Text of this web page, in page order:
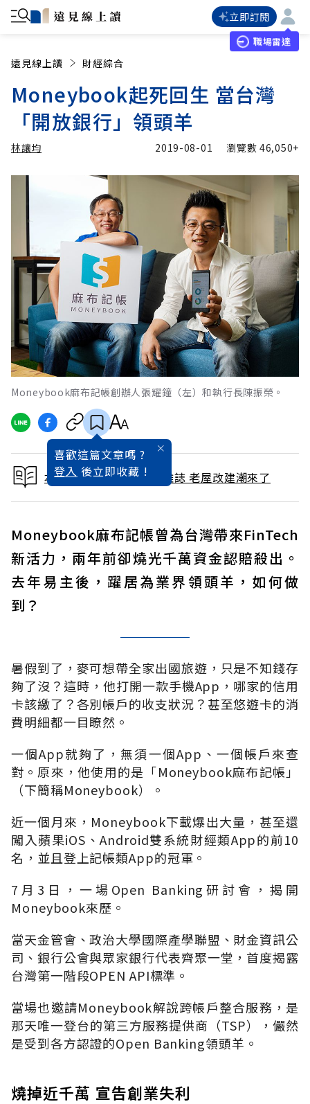
立即訂閱
職場雷達
遠見線上讀 財經綜合
Moneybook起死回生 當台灣
「開放銀行」領頭羊
林讓均
加入追蹤
2019-08-01 瀏覽數46,050+
Moneybook麻布記帳創辦人張耀鐘（左）和執行長陳振榮。
喜歡這篇文章嗎 ?
登入 後立即收藏 !
本文出自 2019 / 8月號雜誌 老屋改建潮來了
Moneybook麻布記帳曾為台灣帶來FinTech
新活力，兩年前卻燒光千萬資金認賠殺出。
去年易主後，躍居為業界領頭羊，如何做
到？
暑假到了，麥可想帶全家出國旅遊，只是不知錢存
夠了沒？這時，他打開一款手機App，哪家的信用
卡該繳了？各別帳戶的收支狀況？甚至悠遊卡的消
費明細都一目瞭然。
一個App就夠了，無須一個App、一個帳戶來查
對。原來，他使用的是「Moneybook麻布記帳」
（下簡稱Moneybook）。
近一個月來，Moneybook下載爆出大量，甚至還
闖入蘋果iOS、Android雙系統財經類App的前10
名，並且登上記帳類App的冠軍。
7月3日，一場Open Banking研討會，揭開
Moneybook來歷。
當天金管會、政治大學國際產學聯盟、財金資訊公
司、銀行公會與眾家銀行代表齊聚一堂，首度揭露
台灣第一階段OPEN API標準。
當場也邀請Moneybook解說跨帳戶整合服務，是
那天唯一登台的第三方服務提供商（TSP），儼然
是受到各方認證的Open Banking領頭羊。
燒掉近千萬 宣告創業失利